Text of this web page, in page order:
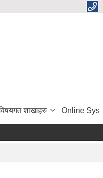
शाखाहरु Online Sys